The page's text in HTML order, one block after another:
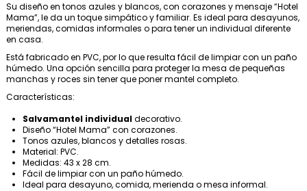
Su diseño en tonos azules y blancos, con corazones y mensaje “Hotel
Mama”, le da un toque simpático y familiar. Es ideal para desayunos,
meriendas, comidas informales o para tener un individual diferente
en casa.
Está fabricado en PVC, por lo que resulta fácil de limpiar con un paño
húmedo. Una opción sencilla para proteger la mesa de pequeñas
manchas y roces sin tener que poner mantel completo.
Características:
Salvamantel individualdecorativo.
Diseño “Hotel Mama” con corazones.
Tonos azules, blancos y detalles rosas.
Material: PVC.
Medidas: 43 x 28 cm.
Fácil de limpiar con un paño húmedo.
Ideal para desayuno, comida, merienda o mesa informal.